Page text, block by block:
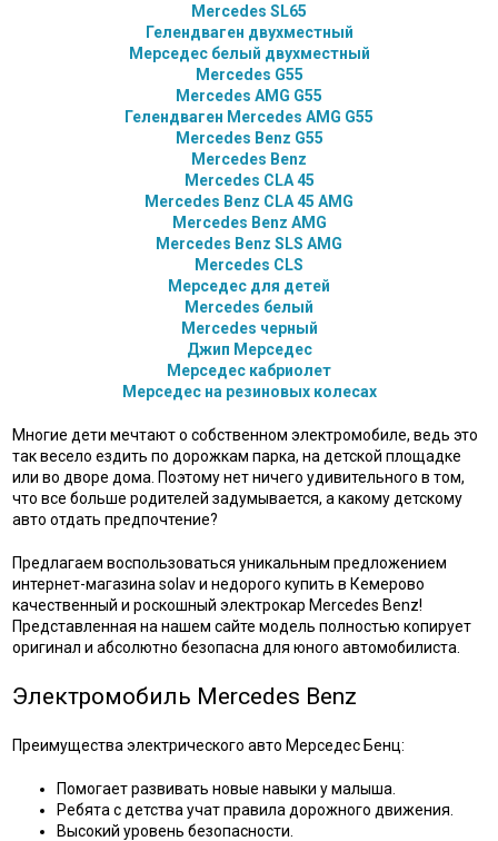
Mercedes SL65
Гелендваген двухместный
Мерседес белый двухместный
Mercedes G55
Mercedes AMG G55
Гелендваген Mercedes AMG G55
Mercedes Benz G55
Mercedes Benz
Mercedes CLA 45
Mercedes Benz CLA 45 AMG
Mercedes Benz AMG
Mercedes Benz SLS AMG
Mercedes CLS
Мерседес для детей
Mercedes белый
Mercedes черный
Джип Мерседес
Мерседес кабриолет
Мерседес на резиновых колесах
Многие дети мечтают о собственном электромобиле, ведь это
так весело ездить по дорожкам парка, на детской площадке
или во дворе дома. Поэтому нет ничего удивительного в том,
что все больше родителей задумывается, а какому детскому
авто отдать предпочтение?
Предлагаем воспользоваться уникальным предложением
интернет-магазина solav и недорого купить в Кемерово
качественный и роскошный электрокар Mercedes Benz!
Представленная на нашем сайте модель полностью копирует
оригинал и абсолютно безопасна для юного автомобилиста.
Электромобиль Mercedes Benz
Преимущества электрического авто Мерседес Бенц:
Помогает развивать новые навыки у малыша.
Ребята с детства учат правила дорожного движения.
Высокий уровень безопасности.